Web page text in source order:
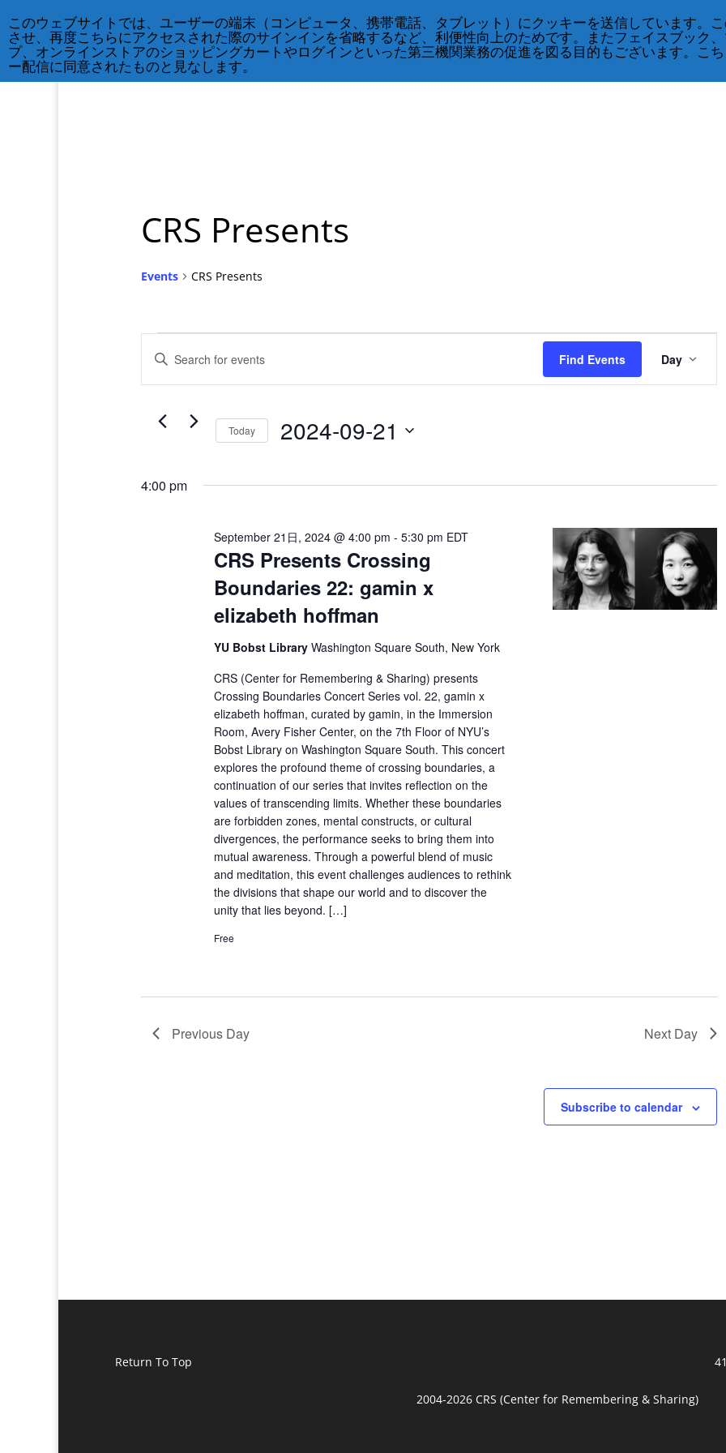
info@crsny.org
CRS Presents
Events CRS Presents
Events
for
September
日,
Events
Search
and
Views
Navigation
Enter
Keyword.
Search
Events
Find Events
Events
Views
Day
Today 2024-09-21
4:00 pm
CRS Presents Crossing
Boundaries 22: gamin x
elizabeth hoffman
September 21日, 2024 @ 4:00 pm - 5:30 pm EDT
YU Bobst Library Washington Square South, New York
CRS (Center for Remembering & Sharing) presents
Crossing Boundaries Concert Series vol. 22, gamin x
elizabeth hoffman, curated by gamin, in the Immersion
Room, Avery Fisher Center, on the 7th Floor of NYU’s
Bobst Library on Washington Square South. This concert
explores the profound theme of crossing boundaries, a
continuation of our series that invites reflection on the
values of transcending limits. Whether these boundaries
are forbidden zones, mental constructs, or cultural
divergences, the performance seeks to bring them into
mutual awareness. Through a powerful blend of music
and meditation, this event challenges audiences to rethink
the divisions that shape our world and to discover the
unity that lies beyond. […]
Free
Previous Day Next Day
Subscribe to calendar
Return To Top
2004-2026 CRS (Center for Remembering & Sharing)
このウェブサイトでは、ユーザーの端末（コンピュータ、携帯電話、タブレット）にクッキーを送信しています。
させ、再度こちらにアクセスされた際のサインインを省略するなど、利便性向上のためです。またフェイスブック
プ、オンラインストアのショッピングカートやログインといった第三機関業務の促進を図る目的もございます。こ
ー配信に同意されたものと見なします。